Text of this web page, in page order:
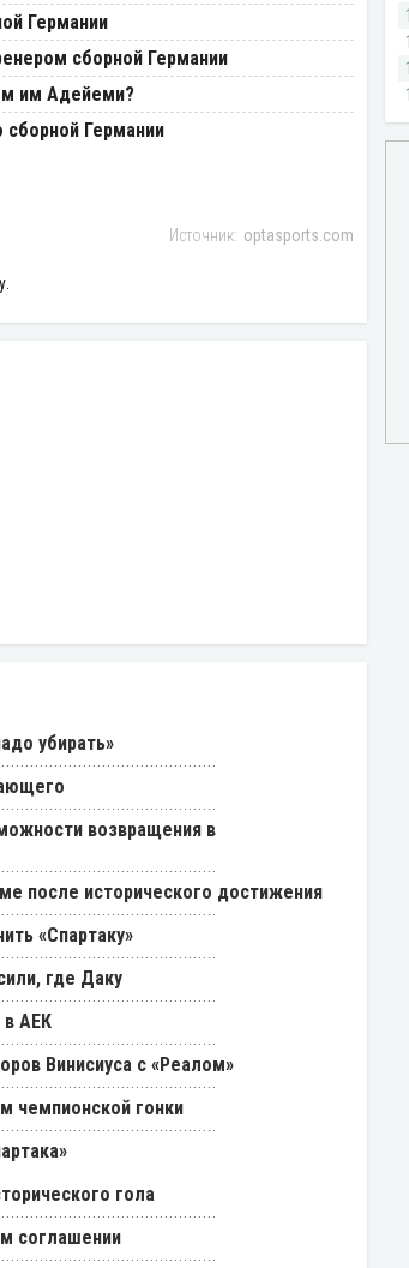
Германии
сборной Германии
им Адейеми?
сборной Германии
optasports.com
убирать»
возвращения в
после исторического достижения
«Спартаку»
где Даку
в АЕК
Винисиуса с «Реалом»
чемпионской гонки
гола
соглашении